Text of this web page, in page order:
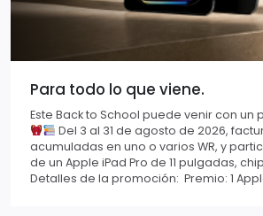
Para todo lo que viene.
Este Back to School puede venir con un
Del 3 al 31 de agosto de 2026,
acumuladas en uno o varios WR, y
de un Apple iPad Pro de 11 pulgadas,
Detalles de la promoción: Premio: 1